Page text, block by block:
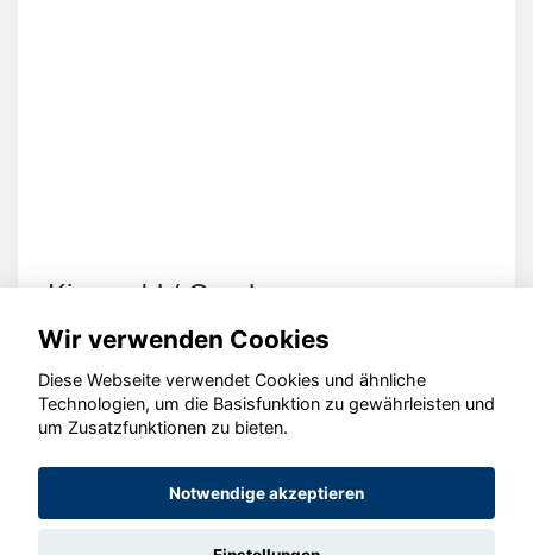
Kia cee'd / Ceed
© konjunkturmotor.de GmbH 2020 - 2026
Wir verwenden Cookies
Diese Webseite verwendet Cookies und ähnliche
Technologien, um die Basisfunktion zu gewährleisten und
um Zusatzfunktionen zu bieten.
Notwendige akzeptieren